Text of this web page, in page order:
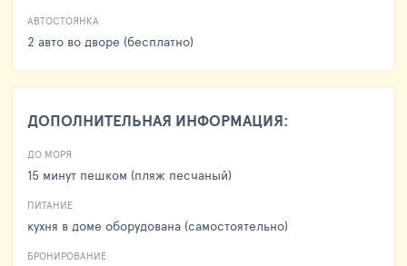
АВТОСТОЯНКА
2 авто во дворе (бесплатно)
ДОПОЛНИТЕЛЬНАЯ ИНФОРМАЦИЯ:
ДО МОРЯ
15 минут пешком (пляж песчаный)
ПИТАНИЕ
кухня в доме оборудована (самостоятельно)
БРОНИРОВАНИЕ